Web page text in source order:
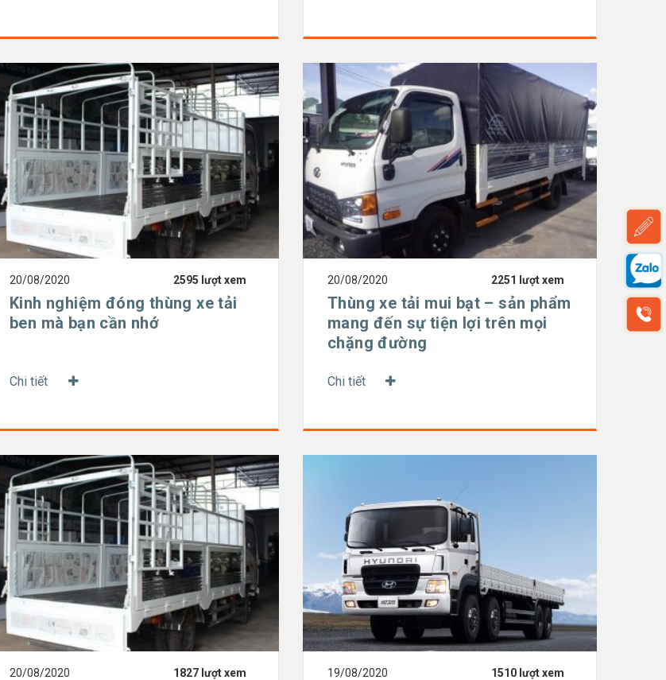
20/08/2020 2595 lượt xem
Kinh nghiệm đóng thùng xe tải
ben mà bạn cần nhớ
Chi tiết
20/08/2020 2251 lượt xem
Thùng xe tải mui bạt – sản phẩm
mang đến sự tiện lợi trên mọi
chặng đường
Chi tiết
20/08/2020 1827 lượt xem 19/08/2020 1510 lượt xem